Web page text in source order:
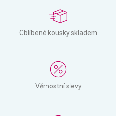
Oblíbené kousky skladem
Věrnostní slevy